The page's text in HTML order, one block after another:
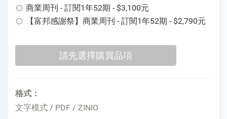
商業周刊 - 訂閱1年52期 - $3,100元
【富邦感謝祭】商業周刊 - 訂閱1年52期 - $2,790元
格式：
文字模式 / PDF / ZINIO